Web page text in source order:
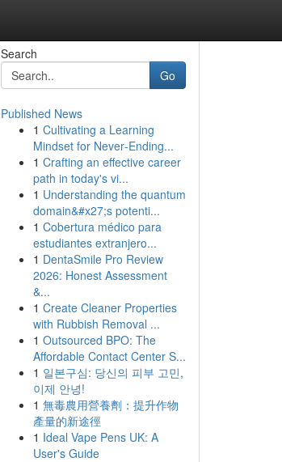
Search
Go
Published News
1 Cultivating a Learning
Mindset for Never‑Ending...
1 Crafting an effective career
path in today's vi...
1 Understanding the quantum
domain&#x27;s potenti...
1 Cobertura médico para
estudiantes extranjero...
1 DentaSmile Pro Review
2026: Honest Assessment
&...
1 Create Cleaner Properties
with Rubbish Removal ...
1 Outsourced BPO: The
Affordable Contact Center S...
1 일본구심: 당신의 피부 고민,
이제 안녕!
1 無毒農用營養劑：提升作物
產量的新途徑
1 Ideal Vape Pens UK: A
User's Guide